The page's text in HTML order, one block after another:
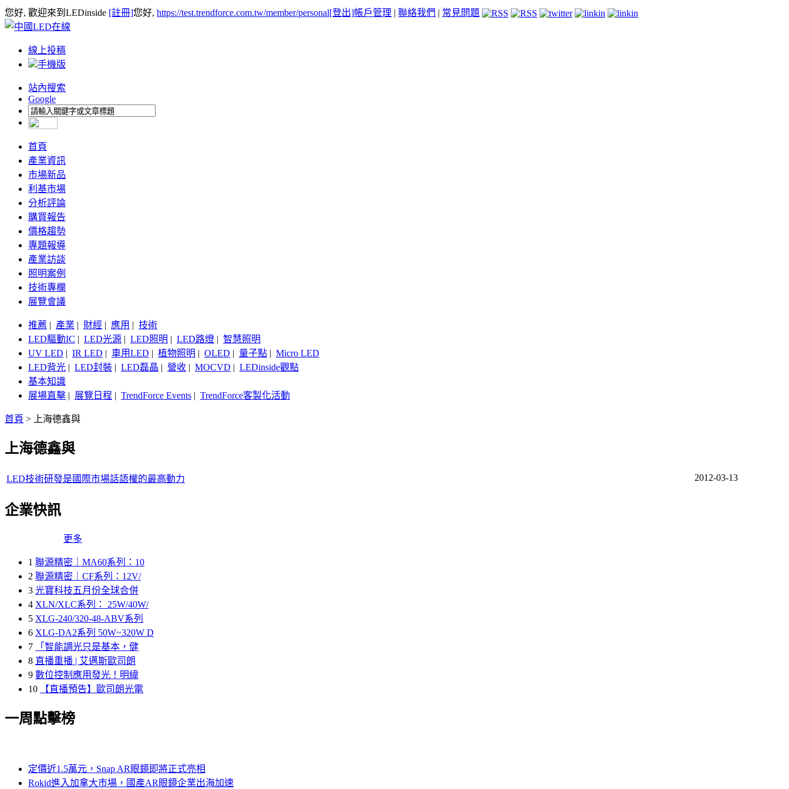
您好, 歡迎來到LEDinside [註冊]您好, https://test.trendforce.com.tw/member/personal[登出]帳戶管理 | 聯絡我們 | 常見問題
線上投稿
手機版
站內搜索
Google
首頁
產業資訊
市場新品
利基市場
分析評論
購買報告
價格趨勢
專題報導
產業訪談
照明案例
技術專欄
展覽會議
推薦 | 產業 | 財經 | 應用 | 技術
LED驅動IC | LED光源 | LED照明 | LED路燈 | 智慧照明
UV LED | IR LED | 車用LED | 植物照明 | OLED | 量子點 | Micro LED
LED背光 | LED封裝 | LED磊晶 | 營收 | MOCVD | LEDinside觀點
基本知識
展場直擊 | 展覽日程 | TrendForce Events | TrendForce客製化活動
首頁 > 上海德鑫與
上海德鑫與
LED技術研發是國際市場話語權的最高動力 2012-03-13
企業快訊
更多
1 聯源精密｜MA60系列：10
2 聯源精密｜CF系列：12V/
3 光寶科技五月份全球合併
4 XLN/XLC系列： 25W/40W/
5 XLG-240/320-48-ABV系列
6 XLG-DA2系列 50W~320W D
7
「智能調光只是基本，健
8 直播重播 | 艾邁斯歐司朗
9 數位控制應用發光！明緯
10
【直播預告】歐司朗光電
一周點擊榜
定價近1.5萬元，Snap AR眼鏡即將正式亮相
Rokid進入加拿大市場，國產AR眼鏡企業出海加速